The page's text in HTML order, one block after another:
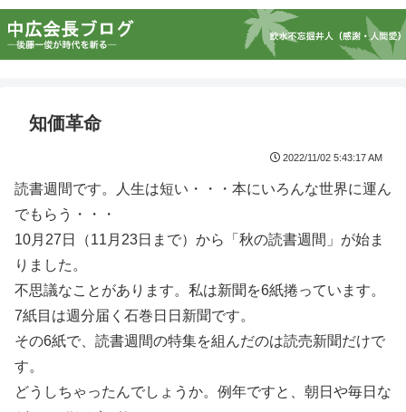
知価革命
2022/11/02 5:43:17 AM
読書週間です。人生は短い・・・本にいろんな世界に運ん
でもらう・・・
10月27日（11月23日まで）から「秋の読書週間」が始ま
りました。
不思議なことがあります。私は新聞を6紙捲っています。
7紙目は週分届く石巻日日新聞です。
その6紙で、読書週間の特集を組んだのは読売新聞だけで
す。
どうしちゃったんでしょうか。例年ですと、朝日や毎日な